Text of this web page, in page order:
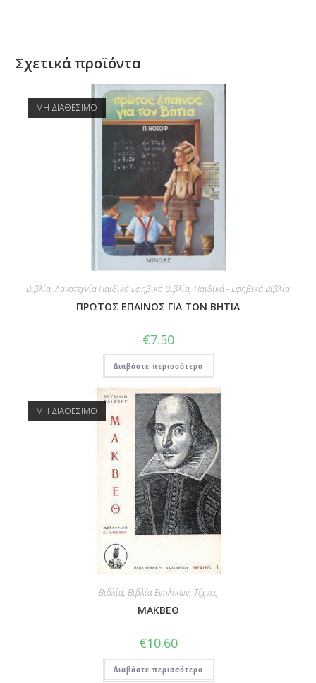
Σχετικά προϊόντα
ΜΗ ΔΙΑΘΕΣΙΜΟ
Βιβλία,Λογοτεχνία Παιδικά Εφηβικά Βιβλία, Παιδικά - Εφηβικά Βιβλία
ΠΡΩΤΟΣ ΕΠΑΙΝΟΣ ΓΙΑ ΤΟΝ ΒΗΤΙΑ
€7.50
Διαβάστε περισσότερα
ΜΗ ΔΙΑΘΕΣΙΜΟ
Βιβλία, Βιβλία Ενηλίκων, Τέχνες
ΜΑΚΒΕΘ
€10.60
Διαβάστε περισσότερα